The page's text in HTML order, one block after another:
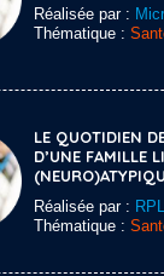
Réalisée par :
Thématique :
LE QUOTIDIEN
D’UNE FAMILLE
Réalisée par :
Thématique :